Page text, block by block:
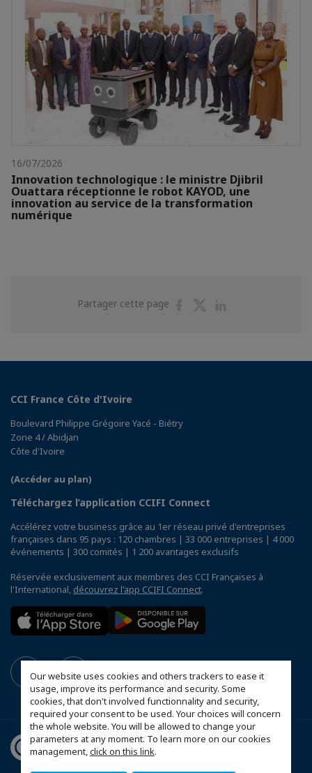
Our website uses cookies and others trackers to ease it
usage, improve its performance and security. Some
cookies, that don't involved functionnality and security,
required your consent to be used. Your choices will concern
the whole website. You will be allowed to change your
parameters at any moment. To learn more on our cookies
management,click on this link.
16/07/2026
Innovation technologique : le ministre Djibril
Ouattara réceptionne le robot KAYOD, une
innovation au service de la transformation
numérique
Partager cette page
PartagerPartager
CCI France Côte d'Ivoire
Boulevard Philippe Grégoire Yacé - Biétry
Zone 4 / Abidjan
Côte d'Ivoire
(Accéder au plan)
Téléchargez l’application CCIFI Connect
Accélérez votre business grâce au 1er réseau privé d'entreprises
françaises dans 95 pays : 120 chambres | 33 000 entreprises | 4 000
événements | 300 comités | 1 200 avantages exclusifs
Réservée exclusivement aux membres des CCI Françaises à
l'International, découvrez l'app CCIFI Connect.